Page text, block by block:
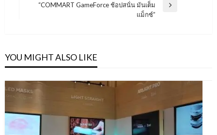
Next
“COMMART GameForce ช้อปสนั่น มันเต็ม
แม็กซ์”
YOU MIGHT ALSO LIKE